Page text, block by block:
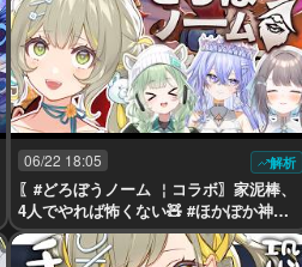
06/22 18:05 解析
〖#どろぼうノーム ￤コラボ〗家泥棒、
4人でやれば怖くない🧸 #ほかぽか神の
街 ￤#陽茅ほかほか￤#UniVIRTUAL #Vt
uber